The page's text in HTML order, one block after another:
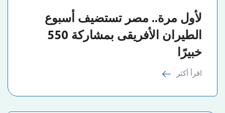
لأول مرة.. مصر تستضيف أسبوع
الطيران الأفريقى بمشاركة 550
خبيرًا
اقرأ أكثر